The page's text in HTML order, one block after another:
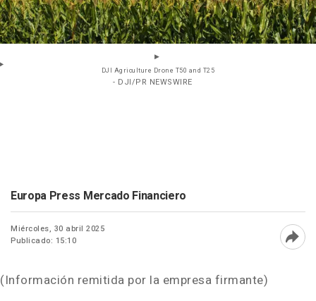
DJI Agriculture Drone T50 and T25
- DJI/PR NEWSWIRE
Europa Press Mercado Financiero
Miércoles, 30 abril 2025
Publicado: 15:10
(Información remitida por la empresa firmante)